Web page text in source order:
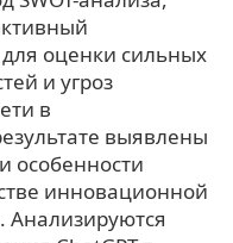
оценки сильных
и угроз
в
выявлены
особенности
инновационной
Анализируются